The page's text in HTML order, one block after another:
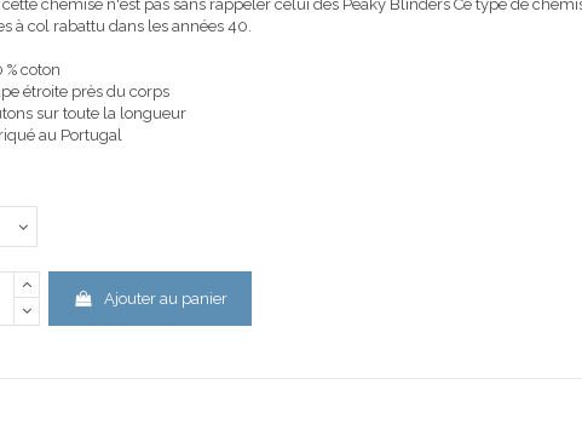
chemise n'est pas sans rappeler celui des Peaky Blinders Ce type de
à col rabattu dans les années 40.
% coton
étroite près du corps
sur toute la longueur
au Portugal
Ajouter au panier